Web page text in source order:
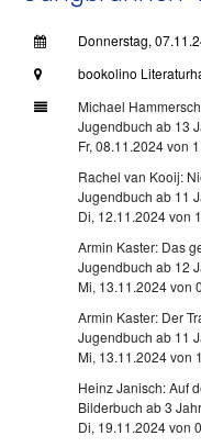
Donnerstag,
bookolino
Michael
Jugendbuch ab 13
Fr, 08.11.2024 von
Rachel van Kooij:
Jugendbuch ab 11
Di, 12.11.2024 von
Armin Kaster: Das
Jugendbuch ab 12
Mi, 13.11.2024 von
Armin Kaster: Der
Jugendbuch ab 11
Mi, 13.11.2024 von
Heinz Janisch: Auf
Bilderbuch ab 3
Di, 19.11.2024 von